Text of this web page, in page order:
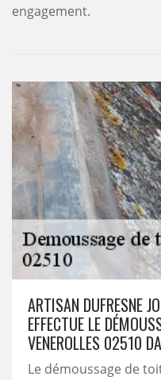
engagement.
ARTISAN DUFRESNE
EFFECTUE LE
VENEROLLES 02510
Le démoussage de